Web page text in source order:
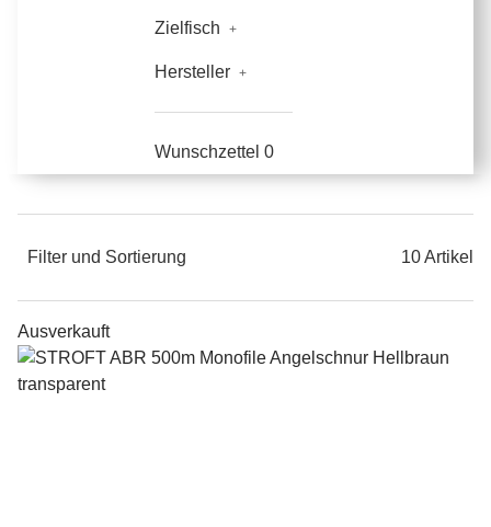
Zielfisch
Hersteller
Wunschzettel 0
Filter und Sortierung 10 Artikel
Ausverkauft